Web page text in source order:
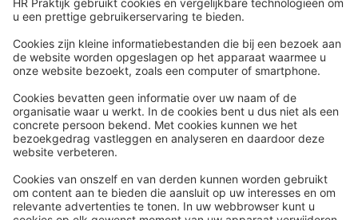
Snel naar
Nieuws
Whitepapers
Webinars
Word lid
Contact
Meer
HR Academy
HR Podcast
CHRO
HR Day
Volg Ons